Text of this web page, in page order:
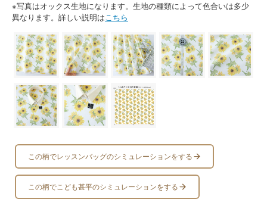
※写真はオックス生地になります。生地の種類によって色合いは多少
異なります。詳しい説明はこちら
この柄でレッスンバッグのシミュレーションをする
この柄でこども甚平のシミュレーションをする